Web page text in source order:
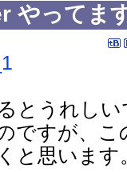
やってま
とうれしい
ですが、こ
と思います